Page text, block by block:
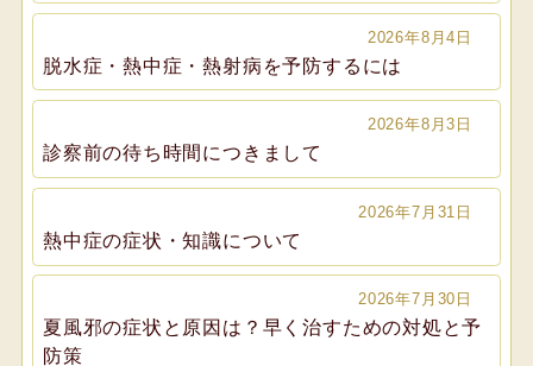
2026年8月4日
脱水症・熱中症・熱射病を予防するには
2026年8月3日
診察前の待ち時間につきまして
2026年7月31日
熱中症の症状・知識について
2026年7月30日
夏風邪の症状と原因は？早く治すための対処と予
防策